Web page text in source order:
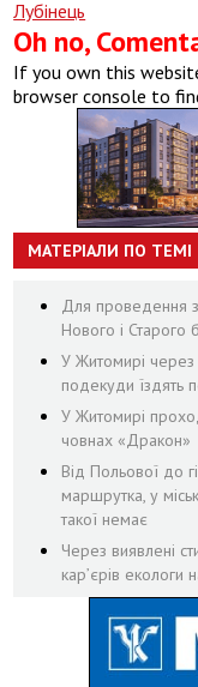
Лубінець
Oh no,
If you own this
browser console to
МАТЕРІАЛИ ПО ТЕМІ
Для проведення
Нового і Старого
У Житомирі через
подекуди їздять
У Житомирі
човнах «Дракон»
Від Польової до
маршрутка, у
такої немає
Через виявлені
кар’єрів екологи